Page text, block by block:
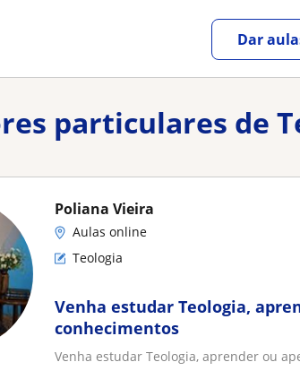
Dar
particulares de
Poliana Vieira
Aulas online
Teologia
Venha estudar Teologia,
conhecimentos
Venha estudar Teologia, aprender ou